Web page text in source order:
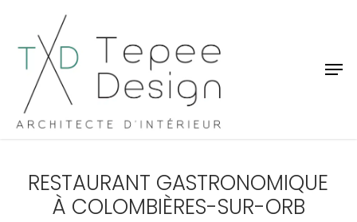
content
RESTAURANT GASTRONOMIQUE
À COLOMBIÈRES-SUR-ORB